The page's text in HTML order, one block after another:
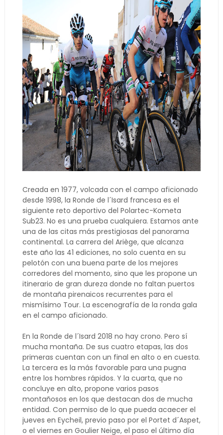
Creada en 1977, volcada con el campo aficionado
desde 1998, la Ronde de l´Isard francesa es el
siguiente reto deportivo del Polartec-Kometa
Sub23. No es una prueba cualquiera. Estamos ante
una de las citas más prestigiosas del panorama
continental. La carrera del Ariège, que alcanza
este año las 41 ediciones, no solo cuenta en su
pelotón con una buena parte de los mejores
corredores del momento, sino que les propone un
itinerario de gran dureza donde no faltan puertos
de montaña pirenaicos recurrentes para el
mismísimo Tour. La escenografía de la ronda gala
en el campo aficionado.
En la Ronde de l´Isard 2018 no hay crono. Pero sí
mucha montaña. De sus cuatro etapas, las dos
primeras cuentan con un final en alto o en cuesta.
La tercera es la más favorable para una pugna
entre los hombres rápidos. Y la cuarta, que no
concluye en alto, propone varios pasos
montañosos en los que destacan dos de mucha
entidad. Con permiso de lo que pueda acaecer el
jueves en Eycheil, previo paso por el Portet d´Aspet,
o el viernes en Goulier Neige, el paso el último día